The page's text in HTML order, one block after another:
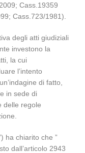
Cass.19359
Cass.723/1981).
degli atti giudiziali
investono la
la cui
l’intento
di fatto,
in sede di
delle regole
ha chiarito che ”
dall’articolo 2943